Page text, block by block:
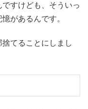
すけども、そういっ
があるんです。
てることにしまし